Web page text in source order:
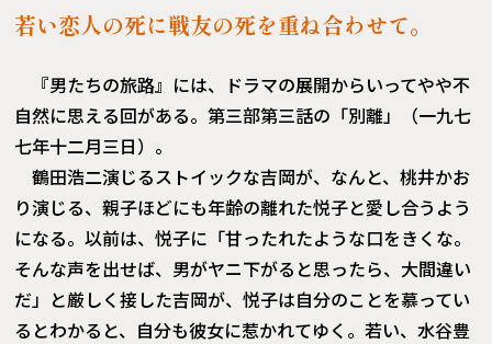
若い恋人の死に戦友の死を重ね合わせて。
『男たちの旅路』には、ドラマの展開からいってやや不
自然に思える回がある。第三部第三話の「別離」（一九七
七年十二月三日）。
鶴田浩二演じるストイックな吉岡が、なんと、桃井かお
り演じる、親子ほどにも年齢の離れた悦子と愛し合うよう
になる。以前は、悦子に「甘ったれたような口をきくな。
そんな声を出せば、男がヤニ下がると思ったら、大間違い
だ」と厳しく接した吉岡が、悦子は自分のことを慕ってい
るとわかると、自分も彼女に惹かれてゆく。若い、水谷豊